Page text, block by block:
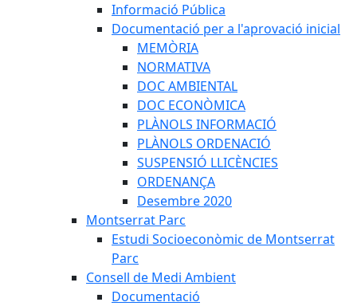
Informació Pública
Documentació per a l'aprovació inicial
MEMÒRIA
NORMATIVA
DOC AMBIENTAL
DOC ECONÒMICA
PLÀNOLS INFORMACIÓ
PLÀNOLS ORDENACIÓ
SUSPENSIÓ LLICÈNCIES
ORDENANÇA
Desembre 2020
Montserrat Parc
Estudi Socioeconòmic de Montserrat
Parc
Consell de Medi Ambient
Documentació